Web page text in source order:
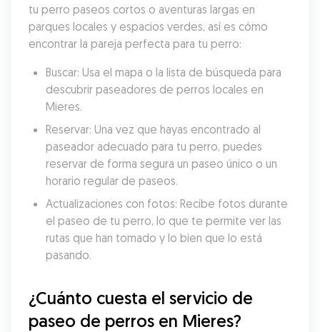
tu perro paseos cortos o aventuras largas en
parques locales y espacios verdes, así es cómo
encontrar la pareja perfecta para tu perro:
Buscar: Usa el mapa o la lista de búsqueda para
descubrir paseadores de perros locales en
Mieres.
Reservar: Una vez que hayas encontrado al
paseador adecuado para tu perro, puedes
reservar de forma segura un paseo único o un
horario regular de paseos.
Actualizaciones con fotos: Recibe fotos durante
el paseo de tu perro, lo que te permite ver las
rutas que han tomado y lo bien que lo está
pasando.
¿Cuánto cuesta el servicio de
paseo de perros en Mieres?